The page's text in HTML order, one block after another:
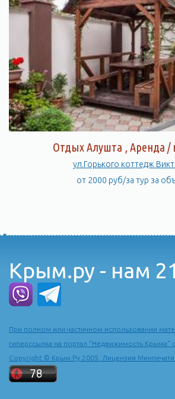
Отдых Алушта , Аренда /
ул.Горького коттедж
от 2000 руб/за тур за
Крым.ру - нам
При полном или частичном использовании
гиперссылка на портал "Недвижимость Крыма"
Copyright © Крым.Ру 2005. Лицензия